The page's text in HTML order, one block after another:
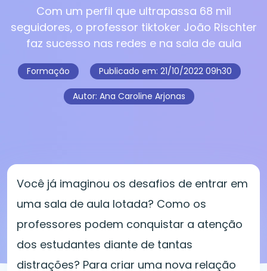
Com um perfil que ultrapassa 68 mil
seguidores, o professor tiktoker João Rischter
faz sucesso nas redes e na sala de aula
Formação Publicado em: 21/10/2022 09h30
Autor: Ana Caroline Arjonas
Você já imaginou os desafios de entrar em
uma sala de aula lotada? Como os
professores podem conquistar a atenção
dos estudantes diante de tantas
distrações? Para criar uma nova relação